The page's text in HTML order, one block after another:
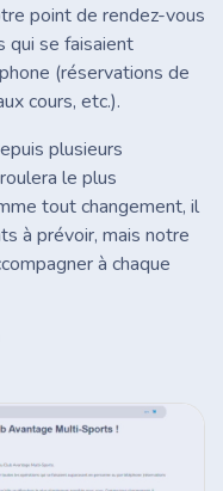
point de rendez-vous
qui se faisaient
(réservations de
cours, etc.).
plusieurs
le plus
tout changement, il
à prévoir, mais notre
à chaque